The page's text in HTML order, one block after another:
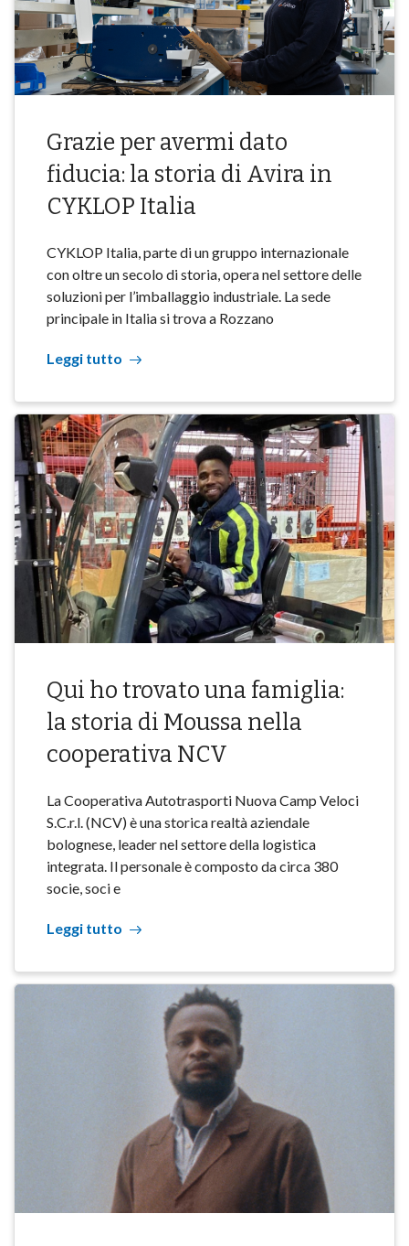
Grazie per avermi dato
fiducia: la storia di Avira in
CYKLOP Italia
CYKLOP Italia, parte di un gruppo internazionale
con oltre un secolo di storia, opera nel settore delle
soluzioni per l’imballaggio industriale. La sede
principale in Italia si trova a Rozzano
Leggi tutto
Qui ho trovato una famiglia:
la storia di Moussa nella
cooperativa NCV
La Cooperativa Autotrasporti Nuova Camp Veloci
S.C.r.l. (NCV) è una storica realtà aziendale
bolognese, leader nel settore della logistica
integrata. Il personale è composto da circa 380
socie, soci e
Leggi tutto